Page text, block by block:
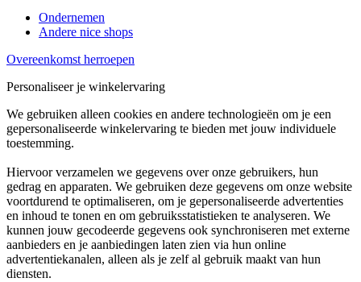
Ondernemen
Andere nice shops
Overeenkomst herroepen
Personaliseer je winkelervaring
We gebruiken alleen cookies en andere technologieën om je een
gepersonaliseerde winkelervaring te bieden met jouw individuele
toestemming.
Hiervoor verzamelen we gegevens over onze gebruikers, hun
gedrag en apparaten. We gebruiken deze gegevens om onze website
voortdurend te optimaliseren, om je gepersonaliseerde advertenties
en inhoud te tonen en om gebruiksstatistieken te analyseren. We
kunnen jouw gecodeerde gegevens ook synchroniseren met externe
aanbieders en je aanbiedingen laten zien via hun online
advertentiekanalen, alleen als je zelf al gebruik maakt van hun
diensten.